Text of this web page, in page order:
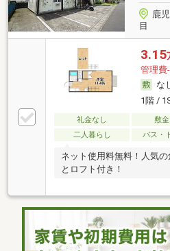
鹿
目
3.15
管理費-
な
1階 /
礼金なし 敷
二人暮らし
バス・
ネット使用料無料！人気
とロフト付き！